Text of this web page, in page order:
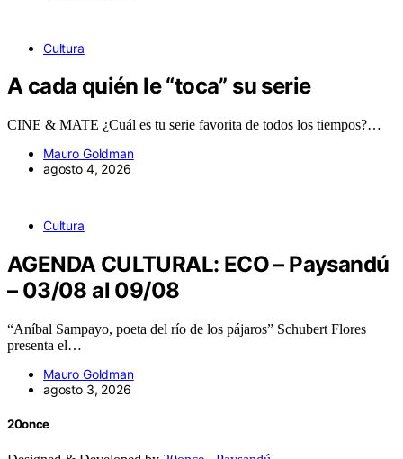
Cultura
A cada quién le “toca” su serie
CINE & MATE ¿Cuál es tu serie favorita de todos los tiempos?…
Mauro Goldman
agosto 4, 2026
Cultura
AGENDA CULTURAL: ECO – Paysandú
– 03/08 al 09/08
“Aníbal Sampayo, poeta del río de los pájaros” Schubert Flores
presenta el…
Mauro Goldman
agosto 3, 2026
20once